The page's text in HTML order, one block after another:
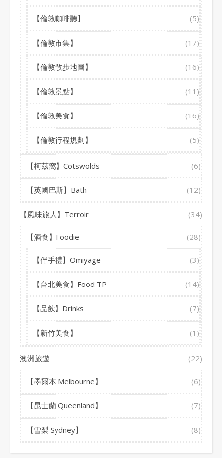
【倫敦咖啡聽】 (5)
【倫敦市集】 (17)
【倫敦散步地圖】 (16)
【倫敦景點】 (11)
【倫敦美食】 (16)
【倫敦行程規劃】 (5)
【柯茲窩】Cotswolds (6)
【英國巴斯】Bath (12)
【風味旅人】Terroir (34)
【酒食】Foodie (28)
【伴手禮】Omiyage (3)
【台北美食】Food TP (14)
【品飲】Drinks (7)
【新竹美食】 (1)
澳洲旅遊 (22)
【墨爾本 Melbourne】 (6)
【昆士蘭 Queenland】 (7)
【雪梨 Sydney】 (8)